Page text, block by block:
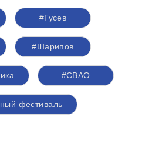
#Гусев
#Шарипов
#СВАО
фестиваль